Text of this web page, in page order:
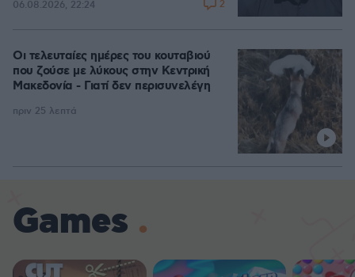
06.08.2026, 22:24 2
Οι τελευταίες ημέρες του κουταβιού
που ζούσε με λύκους στην Κεντρική
Μακεδονία - Γιατί δεν περισυνελέγη
πριν 25 λεπτά
Games